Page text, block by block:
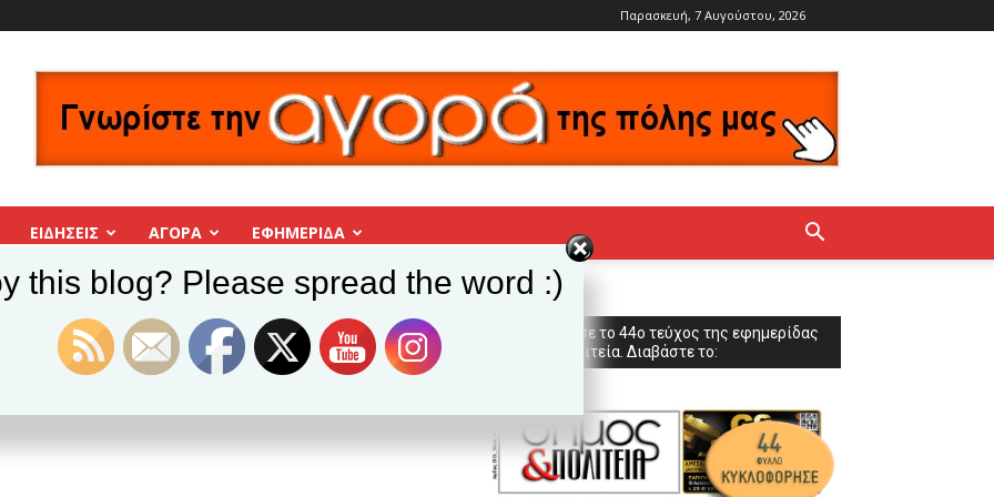
Παρασκευή, 7 Αυγούστου, 2026
ΕΙΔΗΣΕΙΣ ΑΓΟΡΑ ΕΦΗΜΕΡΊΔΑ
καταβάλλεται
Πότε
Κυκλοφόρησε το 44ο τεύχος της εφημερίδας
Δήμος & Πολιτεία. Διαβάστε το:
this blog? Please spread the word :)